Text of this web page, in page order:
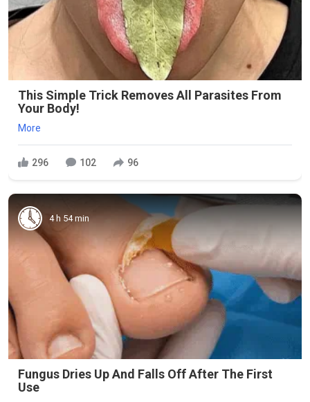
This Simple Trick Removes All Parasites From
Your Body!
More
296 102 96
4 h 54 min
Fungus Dries Up And Falls Off After The First
Use